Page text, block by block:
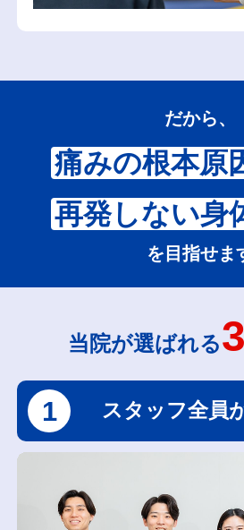
だから、
痛みの根本原
再発しない身
を目指せま
当院が選ばれる3
1 スタッフ全員